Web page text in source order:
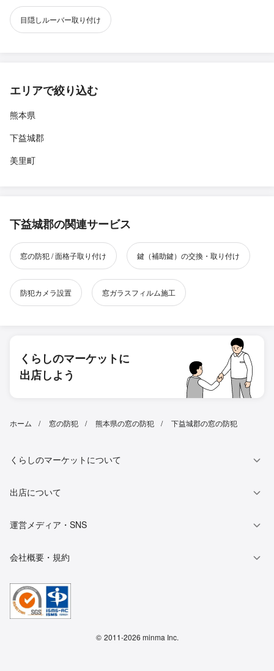
目隠しルーバー取り付け
エリアで絞り込む
熊本県
下益城郡
美里町
下益城郡の関連サービス
窓の防犯 / 面格子取り付け 鍵（補助鍵）の交換・取り付け
防犯カメラ設置 窓ガラスフィルム施工
くらしのマーケットに
出店しよう
ホーム 窓の防犯 熊本県の窓の防犯 下益城郡の窓の防犯
くらしのマーケットについて
出店について
運営メディア・SNS
会社概要・規約
© 2011-2026 minma Inc.